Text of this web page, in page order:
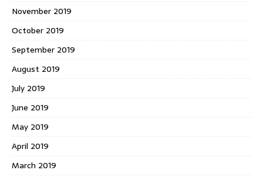
November 2019
October 2019
September 2019
August 2019
July 2019
June 2019
May 2019
April 2019
March 2019